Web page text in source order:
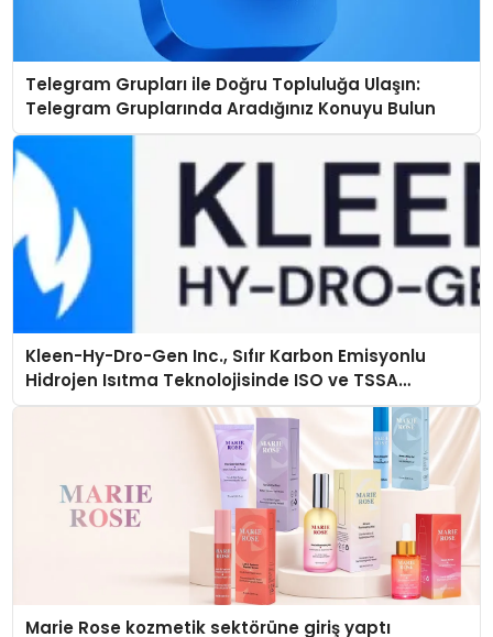
Telegram Grupları ile Doğru Topluluğa Ulaşın:
Telegram Gruplarında Aradığınız Konuyu Bulun
Kleen-Hy-Dro-Gen Inc., Sıfır Karbon Emisyonlu
Hidrojen Isıtma Teknolojisinde ISO ve TSSA
Düzenleyici Onaylarını Aldı
Marie Rose kozmetik sektörüne giriş yaptı